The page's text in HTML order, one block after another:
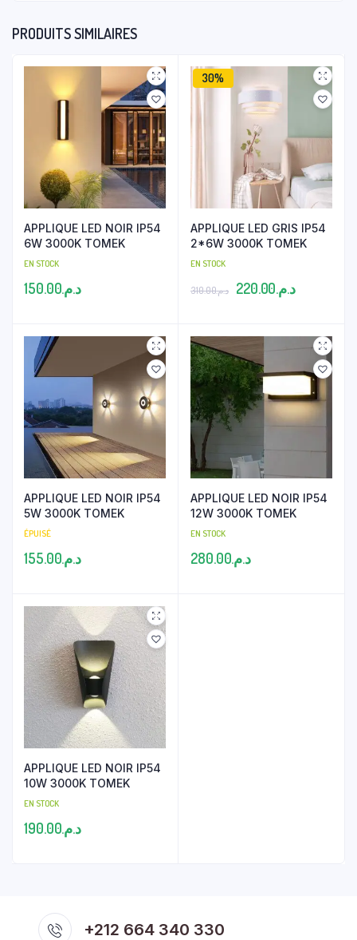
PRODUITS SIMILAIRES
APPLIQUE LED NOIR IP54
6W 3000K TOMEK
EN STOCK
د.م.150.00
30%
APPLIQUE LED GRIS IP54
2*6W 3000K TOMEK
EN STOCK
د.م.310.00
Le
était :
د.م.310.00.
د.م.220.00
Le
est :
APPLIQUE LED NOIR IP54
5W 3000K TOMEK
ÉPUISÉ
د.م.155.00
APPLIQUE LED NOIR IP54
12W 3000K TOMEK
EN STOCK
د.م.280.00
APPLIQUE LED NOIR IP54
10W 3000K TOMEK
EN STOCK
د.م.190.00
+212 664 340 330